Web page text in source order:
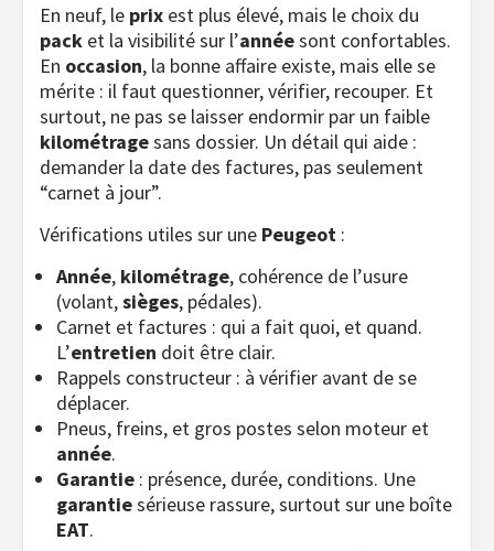
En neuf, le prix est plus élevé, mais le choix du
pack et la visibilité sur l’annéesont confortables.
En occasion, la bonne affaire existe, mais elle se
mérite : il faut questionner, vérifier, recouper. Et
surtout, ne pas se laisser endormir par un faible
kilométragesans dossier. Un détail qui aide :
demander la date des factures, pas seulement
“carnet à jour”.
Vérifications utiles sur une Peugeot :
Année, kilométrage, cohérence de l’usure
(volant,sièges, pédales).
Carnet et factures : qui a fait quoi, et quand.
L’entretien doit être clair.
Rappels constructeur : à vérifier avant de se
déplacer.
Pneus, freins, et gros postes selon moteur et
année.
Garantie : présence, durée, conditions. Une
garantiesérieuse rassure, surtout sur une boîte
EAT.